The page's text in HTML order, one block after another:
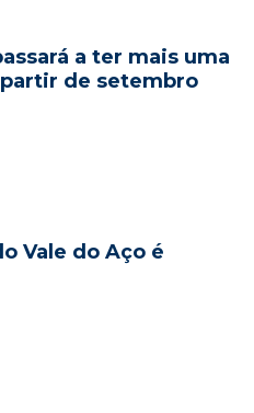
a ter mais uma
de setembro
Vale do Aço é